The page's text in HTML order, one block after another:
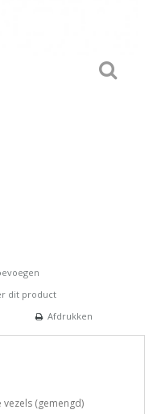
dit product
Afdrukken
(gemengd)